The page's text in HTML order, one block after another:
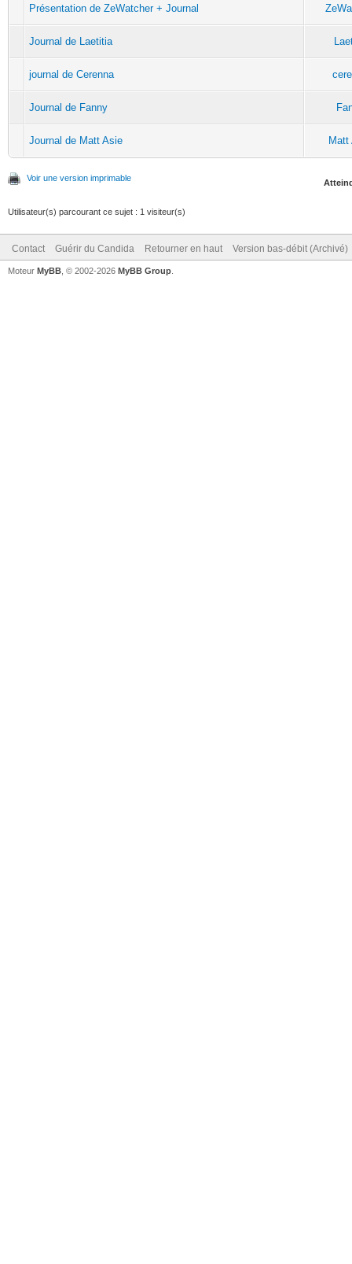
Présentation de ZeWatcher + Journal
Journal de Laetitia
journal de Cerenna
Journal de Fanny
Journal de Matt Asie Matt
Voir une version imprimable
Utilisateur(s) parcourant ce sujet : 1 visiteur(s)
Contact Guérir du Candida Retourner en haut Version bas-débit (Archivé)
Moteur MyBB , © 2002-2026 MyBB Group